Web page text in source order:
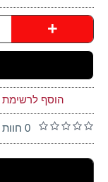
+
הוסף לרשימת
0 חוות דעת